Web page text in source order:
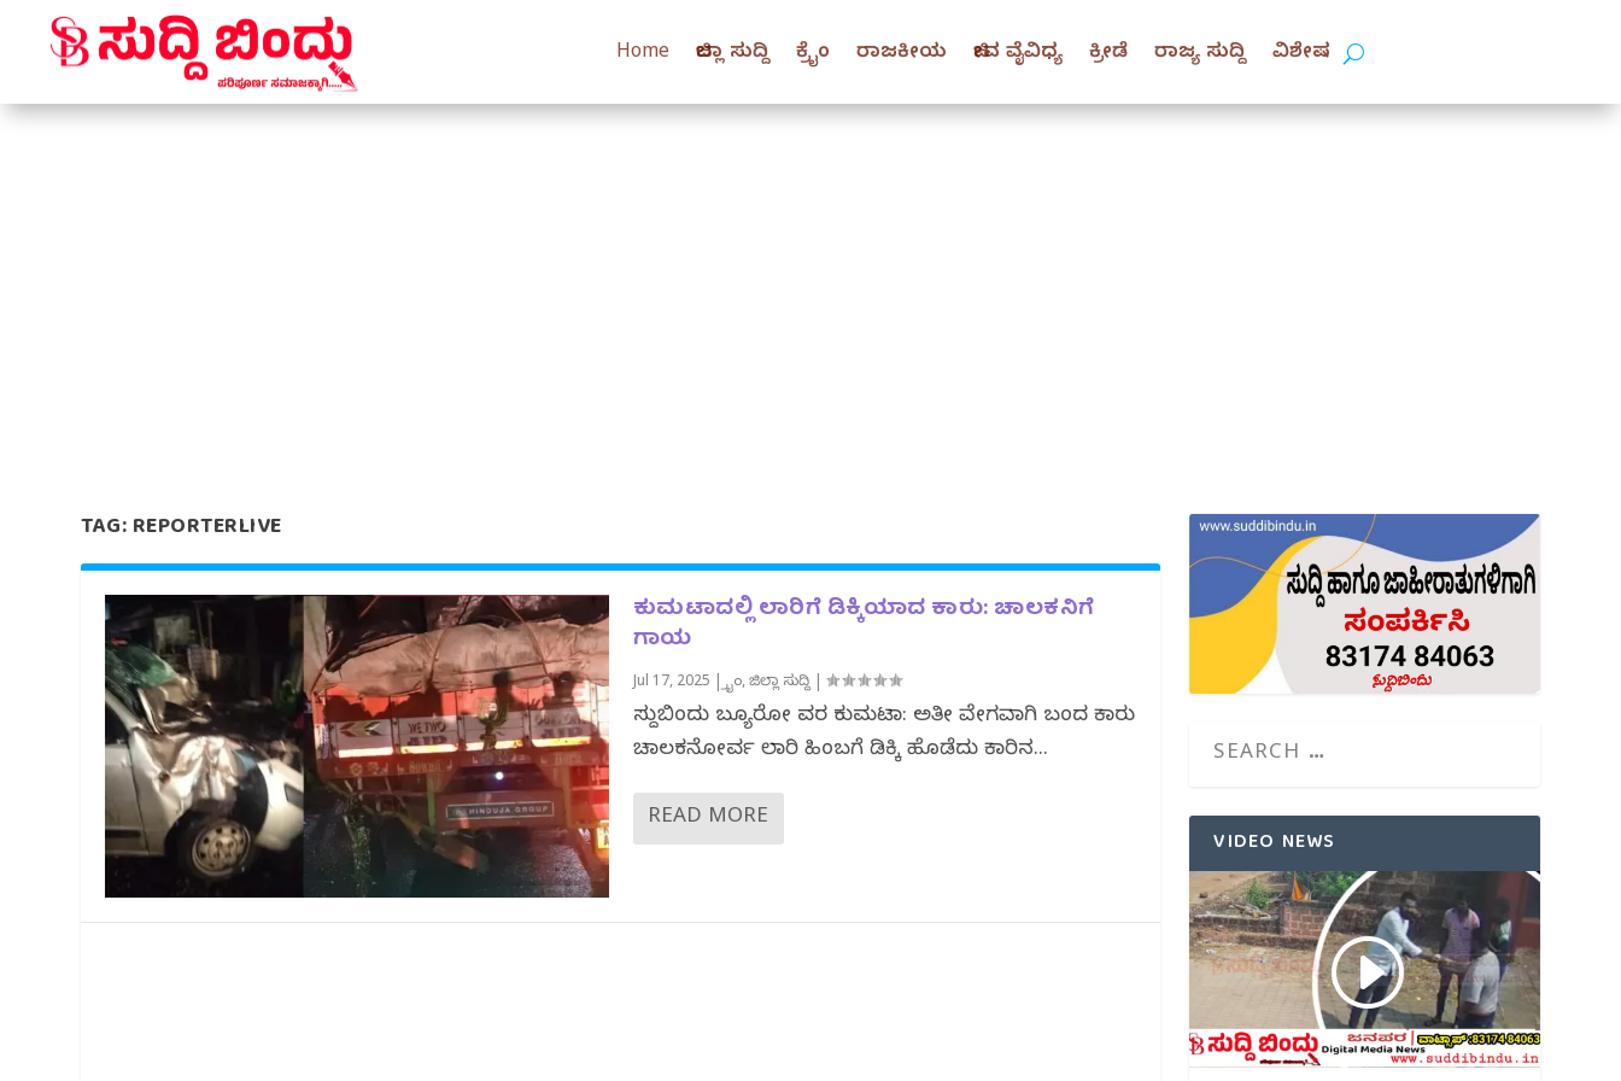
Home ಜಿಲ್ಲಾ ಸುದ್ದಿ ಕ್ರೈಂ ರಾಜಕೀಯ ಜೀವ ವೈವಿಧ್ಯ ಕ್ರೀಡೆ ರಾಜ್ಯ ಸುದ್ದಿ ವಿಶೇಷ
TAG:REPORTERLIVE
ಕುಮಟಾದಲ್ಲಿ ಲಾರಿಗೆ ಡಿಕ್ಕಿಯಾದ ಕಾರು: ಚಾಲಕನಿಗೆ
ಗಾಯ
Jul 17, 2025 |ಕ್ರೈಂ,ಜಿಲ್ಲಾ ಸುದ್ದಿ|
ಸುದ್ದಿಬಿಂದು ಬ್ಯೂರೋ ವರದಿ ಕುಮಟಾ: ಅತೀ ವೇಗವಾಗಿ ಬಂದ ಕಾರು
ಚಾಲಕನೋರ್ವ ಲಾರಿ ಹಿಂಬದಿಗೆ ಡಿಕ್ಕಿ ಹೊಡೆದು ಕಾರಿನ...
READ MORE
VIDEO NEWS